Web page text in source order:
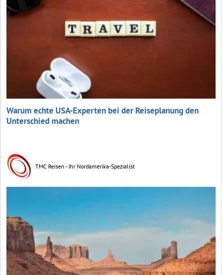
Warum echte USA-Experten bei der Reiseplanung den
Unterschied machen
TMC Reisen - Ihr Nordamerika-Spezialist